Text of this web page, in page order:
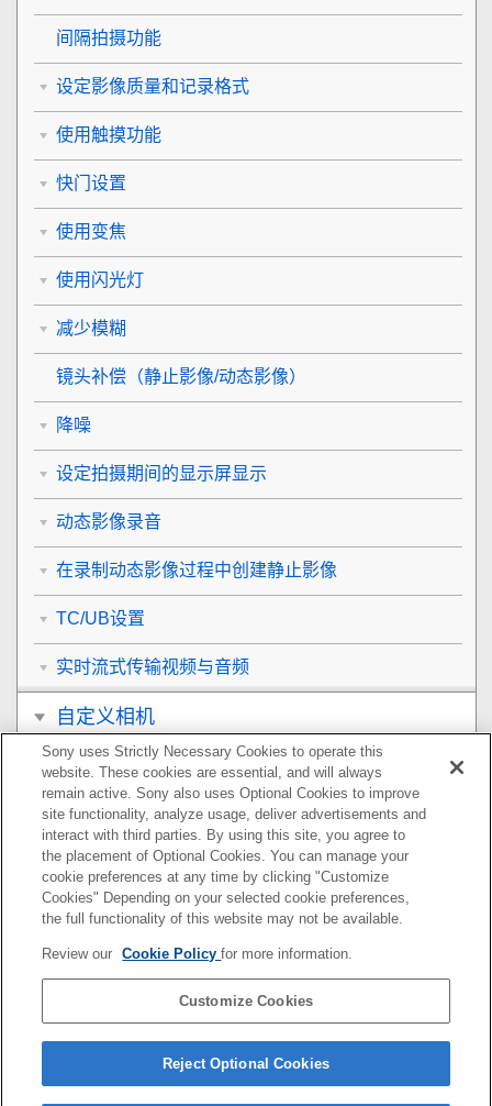
间隔拍摄功能
设定影像质量和记录格式
使用触摸功能
快门设置
使用变焦
使用闪光灯
减少模糊
镜头补偿 （静止影像/动态影像）
降噪
设定拍摄期间的显示屏显示
动态影像录音
在录制动态影像过程中创建静止影像
TC/UB设置
实时流式传输视频与音频
自定义相机
观看
改变相机设置
在智能手机上可用的功能
使用电脑
使用云服务
如果遇到问题
Sony uses Strictly Necessary Cookies to operate this
website. These cookies are essential, and will always
remain active. Sony also uses Optional Cookies to improve
site functionality, analyze usage, deliver advertisements and
interact with third parties. By using this site, you agree to
the placement of Optional Cookies. You can manage your
cookie preferences at any time by clicking "Customize
Cookies" Depending on your selected cookie preferences,
the full functionality of this website may not be available.
Review our Cookie Policyfor more information.
Customize Cookies
Reject Optional Cookies